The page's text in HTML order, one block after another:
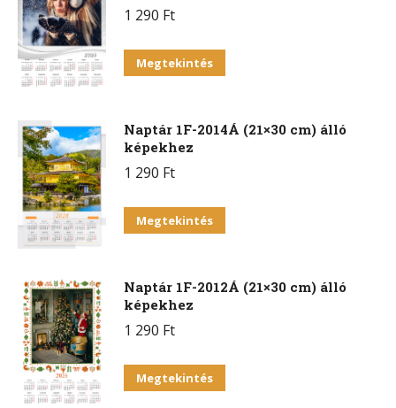
1 290 Ft
Megtekintés
Naptár 1F-2014Á (21×30 cm) álló
képekhez
1 290 Ft
Megtekintés
Naptár 1F-2012Á (21×30 cm) álló
képekhez
1 290 Ft
Megtekintés